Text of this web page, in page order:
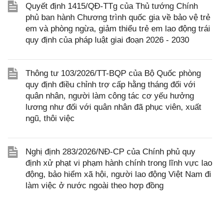
Quyết định 1415/QĐ-TTg của Thủ tướng Chính
phủ ban hành Chương trình quốc gia về bảo vệ trẻ
em và phòng ngừa, giảm thiểu trẻ em lao động trái
quy định của pháp luật giai đoạn 2026 - 2030
Thông tư 103/2026/TT-BQP của Bộ Quốc phòng
quy định điều chỉnh trợ cấp hằng tháng đối với
quân nhân, người làm công tác cơ yếu hưởng
lương như đối với quân nhân đã phục viên, xuất
ngũ, thôi việc
Nghị định 283/2026/NĐ-CP của Chính phủ quy
định xử phạt vi phạm hành chính trong lĩnh vực lao
động, bảo hiểm xã hội, người lao động Việt Nam đi
làm việc ở nước ngoài theo hợp đồng